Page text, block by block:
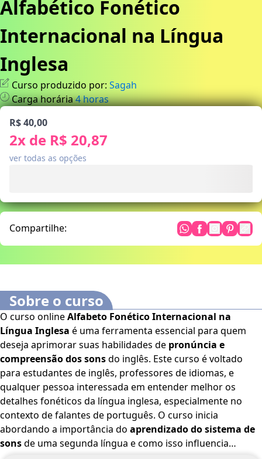
Alfabético Fonético
Internacional na Língua
Inglesa
Curso produzido por: Sagah
Carga horária4horas
R$ 40,00
2x de R$ 20,87
ver todas as opções
Compartilhe:
Sobre o curso
O curso onlineAlfabeto Fonético Internacional na
Língua Inglesa é uma ferramenta essencial para quem
deseja aprimorar suas habilidades de pronúncia e
compreensão dos sonsdo inglês. Este curso é voltado
para estudantes de inglês, professores de idiomas, e
qualquer pessoa interessada em entender melhor os
detalhes fonéticos da língua inglesa, especialmente no
contexto de falantes de português. O curso inicia
abordando a importância do aprendizado do sistema de
sonsde uma segunda língua e como isso influencia